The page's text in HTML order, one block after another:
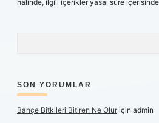
halinde, ilgili içerikler yasal süre içerisinde
SON YORUMLAR
Bahçe Bitkileri Bitiren Ne Oluriçin admin